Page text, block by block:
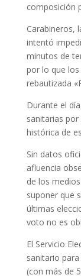
composición
Carabineros,
intentó
minutos de
por lo que
rebautizada
Durante el
sanitarias
histórica de
Sin datos
afluencia
de los
suponer que
últimas
voto no es
El Servicio
sanitario
(con más de